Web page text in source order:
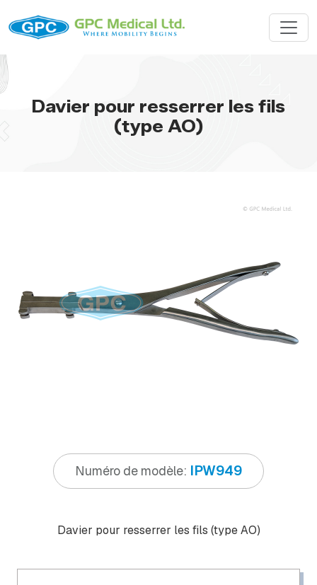
Davier pour resserrer les fils
(type AO)
Numéro de modèle: IPW949
Davier pour resserrer les fils (type AO)